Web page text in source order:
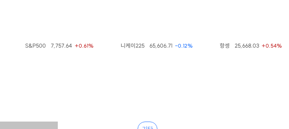
S&P500 7,757.64 +0.61% 니케이225 65,606.71 -0.12% 25,668.03 +0.54%